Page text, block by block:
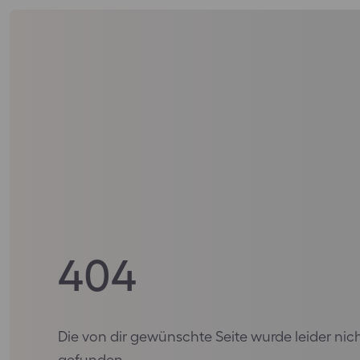
404
Die von dir gewünschte Seite wurde leider